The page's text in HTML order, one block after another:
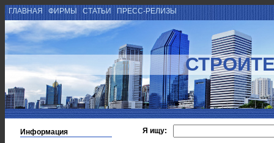
ГЛАВНАЯ ФИРМЫ СТАТЬИ ПРЕСС-РЕЛИЗЫ
Информация
Я ищу: